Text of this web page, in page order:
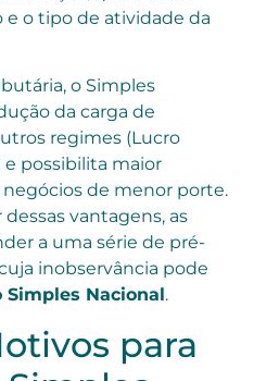
o tipo de atividade da
o Simples
da carga de
regimes (Lucro
e possibilita maior
de menor porte.
vantagens, as
a uma série de pré-
inobservância pode
Simples Nacional.
para